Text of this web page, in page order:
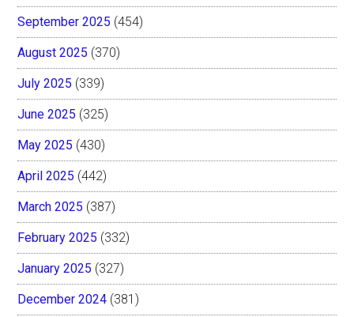
September 2025 (454)
August 2025 (370)
July 2025 (339)
June 2025 (325)
May 2025 (430)
April 2025 (442)
March 2025 (387)
February 2025 (332)
January 2025 (327)
December 2024 (381)